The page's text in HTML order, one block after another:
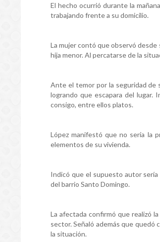
El hecho ocurrió durante la
trabajando frente a su domicilio.
La mujer contó que observó desde
hija menor. Al percatarse de la
Ante el temor por la seguridad de
logrando que escapara del lugar.
consigo, entre ellos platos.
López manifestó que no sería la
elementos de su vivienda.
Indicó que el supuesto autor sería
del barrio Santo Domingo.
La afectada confirmó que realizó
sector. Señaló además que
la situación.